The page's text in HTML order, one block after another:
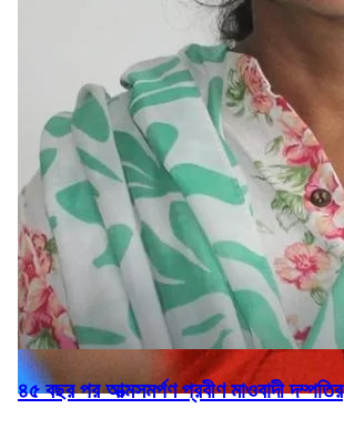
৪৫ বছর পর আত্মসমর্পণ প্রবীণ মাওবাদী দম্পতির